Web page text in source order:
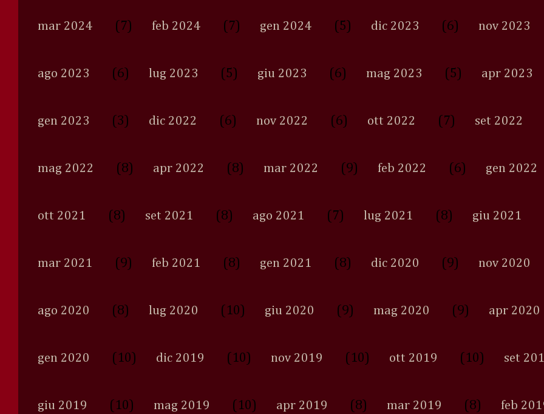
mar 2024 (7) feb 2024 (7) gen 2024 (5) dic 2023 (6) nov 2023
ago 2023 (6) lug 2023 (5) giu 2023 (6) mag 2023 (5) apr 2023
gen 2023 (3) dic 2022 (6) nov 2022 (6) ott 2022 (7) set 2022
mag 2022 (8) apr 2022 (8) mar 2022 (9) feb 2022 (6) gen 2022
ott 2021 (8) set 2021 (8) ago 2021 (7) lug 2021 (8) giu 2021
mar 2021 (9) feb 2021 (8) gen 2021 (8) dic 2020 (9) nov 2020
ago 2020 (8) lug 2020 (10) giu 2020 (9) mag 2020 (9) apr 2020
gen 2020 (10) dic 2019 (10) nov 2019 (10) ott 2019 (10) set
giu 2019 (10) mag 2019 (10) apr 2019 (8) mar 2019 (8) feb